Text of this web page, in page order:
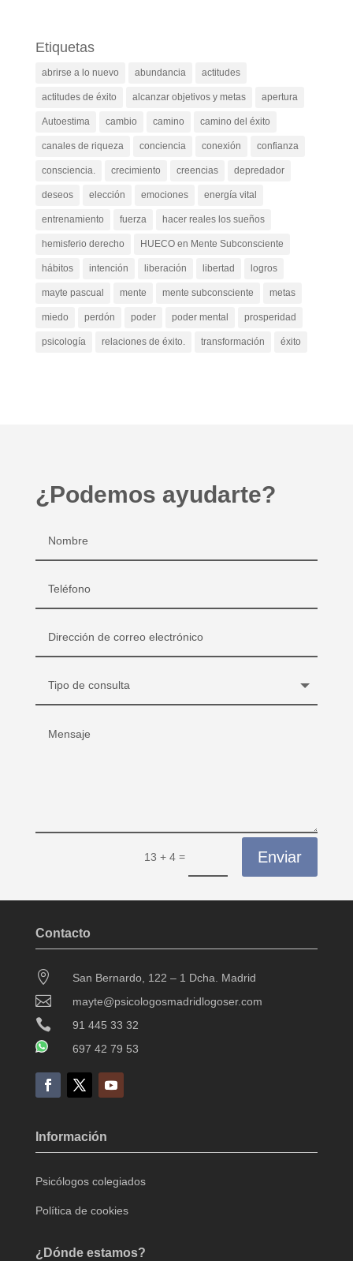
Etiquetas
abrirse a lo nuevo abundancia actitudes
actitudes de éxito alcanzar objetivos y metas apertura
Autoestima cambio camino camino del éxito
canales de riqueza conciencia conexión confianza
consciencia. crecimiento creencias depredador
deseos elección emociones energía vital
entrenamiento fuerza hacer reales los sueños
hemisferio derecho HUECO en Mente Subconsciente
hábitos intención liberación libertad logros
mayte pascual mente mente subconsciente metas
miedo perdón poder poder mental prosperidad
psicología relaciones de éxito. transformación éxito
¿Podemos ayudarte?
13 + 4 = Enviar
Contacto
 San Bernardo, 122 – 1 Dcha. Madrid
 mayte@psicologosmadridlogoser.com

91 445 33 32
697 42 79 53
Información
Psicólogos colegiados
Política de cookies
¿Dónde estamos?